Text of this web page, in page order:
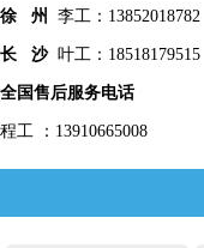
徐 州 李工：13852018782
长 沙叶工：18518179515
全国售后服务电话
程工 ：13910665008